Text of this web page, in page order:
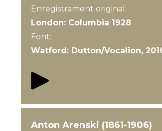
Enregistrament original:
London: Columbia 1928
Font:
Watford: Dutton/Vocalion,
Anton Arenski (1861-1906)